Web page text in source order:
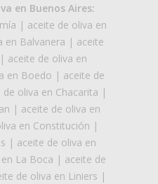
en Buenos Aires:
| aceite de oliva en
en Balvanera | aceite
| aceite de oliva en
en Boedo | aceite de
de oliva en Chacarita |
| aceite de oliva en
en Constitución |
| aceite de oliva en
La Boca | aceite de
de oliva en Liniers |